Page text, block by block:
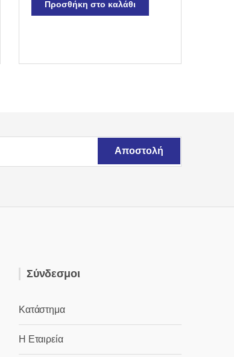
Προσθήκη στο καλάθι
Σύνδεσμοι
Κατάστημα
Η Εταιρεία